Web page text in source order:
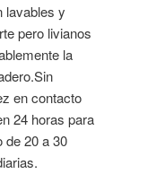
lavables y
pero livianos
la
en contacto
24 horas para
de 20 a 30